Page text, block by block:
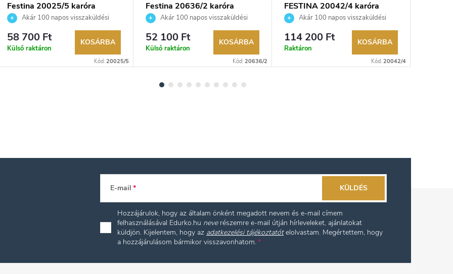
Festina 20025/5 karóra
Akár 100 napos visszaküldési
lehetőség. Hivatalos márkakereskedő.
58 700 Ft
Külső raktáron
KOSÁRBA
Kód: 20025/5
Festina 20636/2 karóra
Akár 100 napos visszaküldési
lehetőség. Hivatalos márkakereskedő.
52 100 Ft
Külső raktáron
KOSÁRBA
Kód: 20636/2
FESTINA 20042/4 karóra
Akár 100 napos visszaküldési
lehetőség. Hivatalos márkakereskedő.
114 200 Ft
Raktáron
KOSÁRBA
Kód: 20042/4
E-mail
Hozzájárulok, hogy az általam önként megadott nevem és e-mail címem
felhasználásával Edurko.hu neverészemre e-mail útján hírleveleket, ajánlatokat
küldjön. Kijelentem, hogy az adatkezelési tájékoztatót elolvastam. Megértettem, hogy
a hozzájárulásom bármikor visszavonhatom.
KÜLDÉS